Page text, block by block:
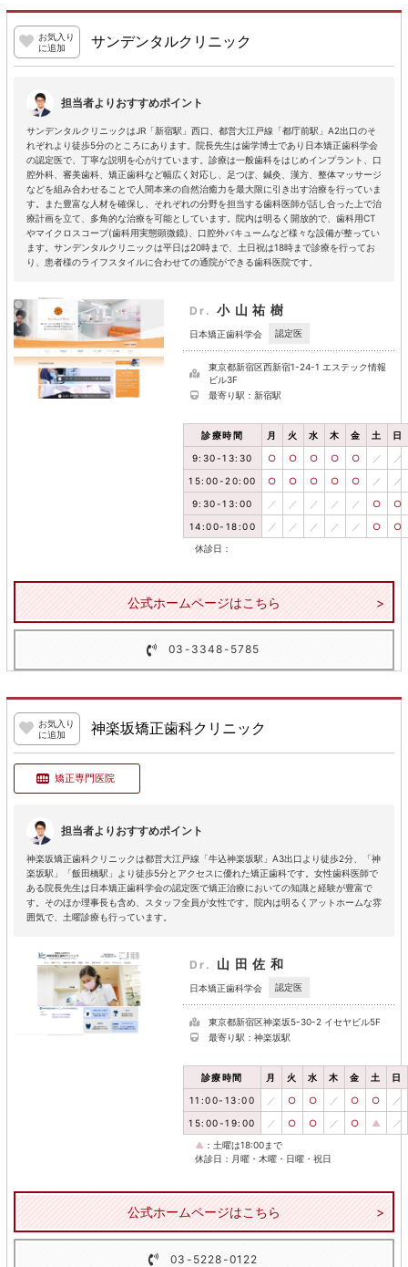
お気入り
に追加
サンデンタルクリニック
担当者よりおすすめポイント
サンデンタルクリニックはJR「新宿駅」西口、都営大江戸線「都庁前駅」A2出口のそ
れぞれより徒歩5分のところにあります。院長先生は歯学博士であり日本矯正歯科学会
の認定医で、丁寧な説明を心がけています。診療は一般歯科をはじめインプラント、口
腔外科、審美歯科、矯正歯科など幅広く対応し、足つぼ、鍼灸、漢方、整体マッサージ
などを組み合わせることで人間本来の自然治癒力を最大限に引き出す治療を行っていま
す。また豊富な人材を確保し、それぞれの分野を担当する歯科医師が話し合った上で治
療計画を立て、多角的な治療を可能としています。院内は明るく開放的で、歯科用CT
やマイクロスコープ(歯科用実態顕微鏡)、口腔外バキュームなど様々な設備が整ってい
ます。サンデンタルクリニックは平日は20時まで、土日祝は18時まで診療を行ってお
り、患者様のライフスタイルに合わせての通院ができる歯科医院です。
Dr. 小山祐樹
日本矯正歯科学会 認定医
東京都新宿区西新宿1-24-1 エステック情報
ビル3F
最寄り駅：新宿駅
診療時間 月 火 水 木 金 土 日
9:30-13:30 ○ ○ ○ ○ ○ ／ ／
15:00-20:00 ○ ○ ○ ○ ○ ／ ／
9:30-13:00 ／ ／ ／ ／ ／ ○ ○
14:00-18:00 ／ ／ ／ ／ ／ ○ ○
休診日：
公式ホームページはこちら
03-3348-5785
お気入り
に追加
神楽坂矯正歯科クリニック
矯正専門医院
担当者よりおすすめポイント
神楽坂矯正歯科クリニックは都営大江戸線「牛込神楽坂駅」A3出口より徒歩2分、「神
楽坂駅」「飯田橋駅」より徒歩5分とアクセスに優れた矯正歯科です。女性歯科医師で
ある院長先生は日本矯正歯科学会の認定医で矯正治療においての知識と経験が豊富で
す。そのほか理事長も含め、スタッフ全員が女性です。院内は明るくアットホームな雰
囲気で、土曜診療も行っています。
Dr. 山田佐和
日本矯正歯科学会 認定医
東京都新宿区神楽坂5-30-2 イセヤビル5F
最寄り駅：神楽坂駅
診療時間 月 火 水 木 金 土 日
11:00-13:00 ／ ○ ○ ／ ○ ○ ／
15:00-19:00 ／ ○ ○ ／ ○ ▲ ／
▲ ：土曜は18:00まで
休診日：月曜・木曜・日曜・祝日
公式ホームページはこちら
03-5228-0122